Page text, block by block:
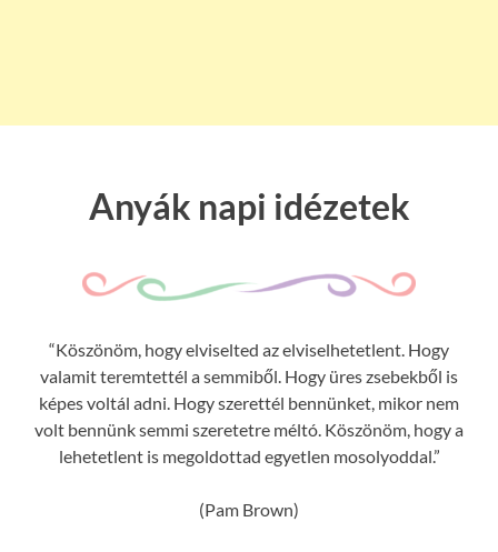
Anyák napi idézetek
“Köszönöm, hogy elviselted az elviselhetetlent. Hogy
valamit teremtettél a semmiből. Hogy üres zsebekből is
képes voltál adni. Hogy szerettél bennünket, mikor nem
volt bennünk semmi szeretetre méltó. Köszönöm, hogy a
lehetetlent is megoldottad egyetlen mosolyoddal.”
(Pam Brown)